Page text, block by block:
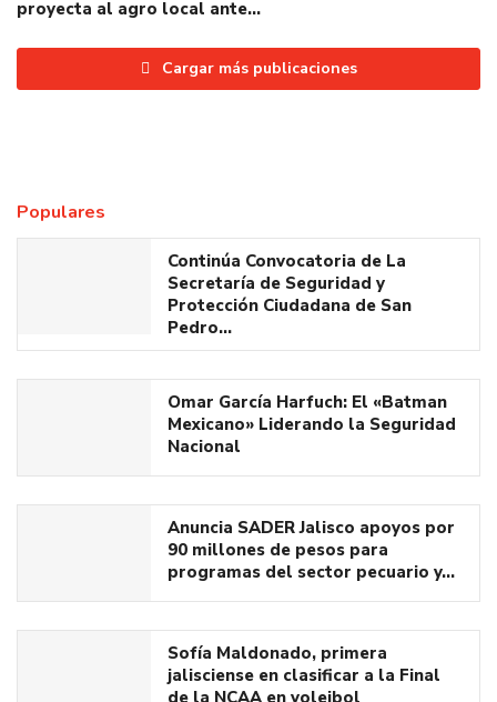
proyecta al agro local ante…
Cargar más publicaciones
Populares
Continúa Convocatoria de La
Secretaría de Seguridad y
Protección Ciudadana de San
Pedro…
Omar García Harfuch: El «Batman
Mexicano» Liderando la Seguridad
Nacional
Anuncia SADER Jalisco apoyos por
90 millones de pesos para
programas del sector pecuario y…
Sofía Maldonado, primera
jalisciense en clasificar a la Final
de la NCAA en voleibol